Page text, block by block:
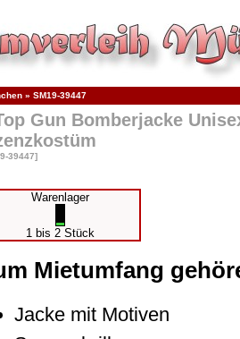
» SM19-39447
Gun Bomberjacke
39447]
Warenlager
1 bis 2 Stück
Mietumfang
Jacke mit Motiven